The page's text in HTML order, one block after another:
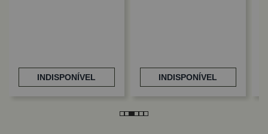
INDISPONÍVEL INDISPONÍVEL